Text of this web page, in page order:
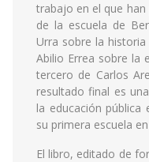
trabajo en el que
de la escuela de
Urra sobre la
Abilio Errea sobre la
tercero de Carlos
resultado final es
la educación pública
su primera escuela
El libro, editado de